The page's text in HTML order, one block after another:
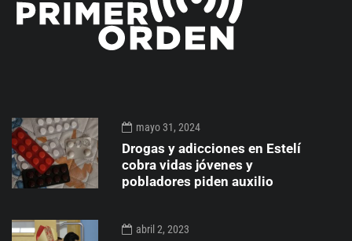
mayo 31, 2024
Drogas y adicciones en Estelí
cobra vidas jóvenes y
pobladores piden auxilio
abril 2, 2023